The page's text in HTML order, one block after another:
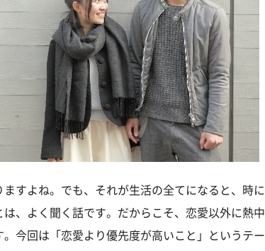
すよね。でも、それが生活の全てになると、時に
、よく聞く話です。だからこそ、恋愛以外に熱中
今回は「恋愛より優先度が高いこと」というテー